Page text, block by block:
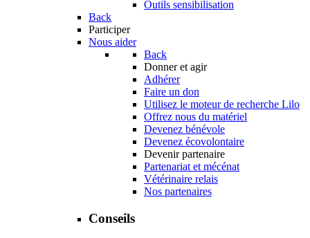
Outils sensibilisation
Back
Participer
Nous aider
Back
Donner et agir
Adhérer
Faire un don
Utilisez le moteur de recherche Lilo
Offrez nous du matériel
Devenez bénévole
Devenez écovolontaire
Devenir partenaire
Partenariat et mécénat
Vétérinaire relais
Nos partenaires
Conseils